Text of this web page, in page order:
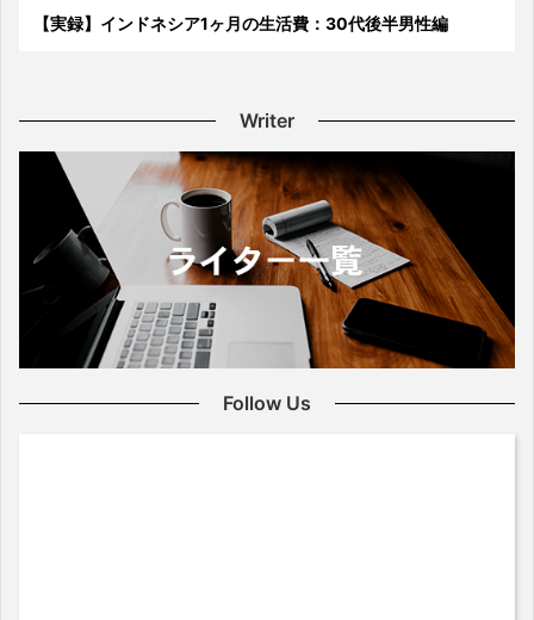
【実録】インドネシア1ヶ月の生活費：30代後半男性編
Writer
Follow Us